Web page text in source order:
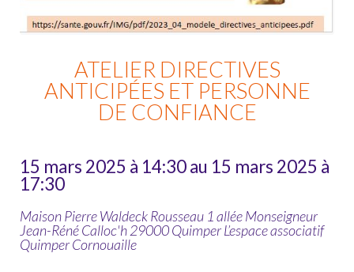
ATELIER DIRECTIVES
ANTICIPÉES ET PERSONNE
DE CONFIANCE
15 mars 2025 à 14:30 au 15 mars 2025 à
17:30
Maison Pierre Waldeck Rousseau 1 allée Monseigneur
Jean-Réné Calloc'h 29000 Quimper L’espace associatif
Quimper Cornouaille